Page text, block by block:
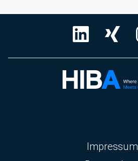
Navigation
Impressum